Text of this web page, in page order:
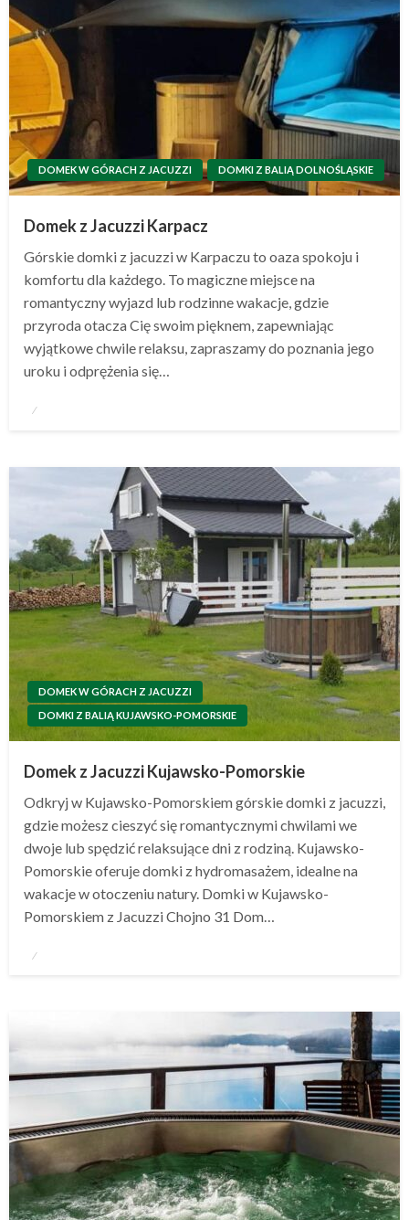
DOMEK W GÓRACH Z JACUZZI DOMKI Z BALIĄ DOLNOŚLĄSKIE
Domek z Jacuzzi Karpacz
Górskie domki z jacuzzi w Karpaczu to oaza spokoju i
komfortu dla każdego. To magiczne miejsce na
romantyczny wyjazd lub rodzinne wakacje, gdzie
przyroda otacza Cię swoim pięknem, zapewniając
wyjątkowe chwile relaksu, zapraszamy do poznania jego
uroku i odprężenia się…
Opublikowane
DOMEK W GÓRACH Z JACUZZI
DOMKI Z BALIĄ KUJAWSKO-POMORSKIE
Domek z Jacuzzi Kujawsko-Pomorskie
Odkryj w Kujawsko-Pomorskiem górskie domki z jacuzzi,
gdzie możesz cieszyć się romantycznymi chwilami we
dwoje lub spędzić relaksujące dni z rodziną. Kujawsko-
Pomorskie oferuje domki z hydromasażem, idealne na
wakacje w otoczeniu natury. Domki w Kujawsko-
Pomorskiem z Jacuzzi Chojno 31 Dom…
Opublikowane